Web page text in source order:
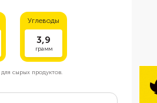
Углеводы
3,9
грамм
сырых продуктов.